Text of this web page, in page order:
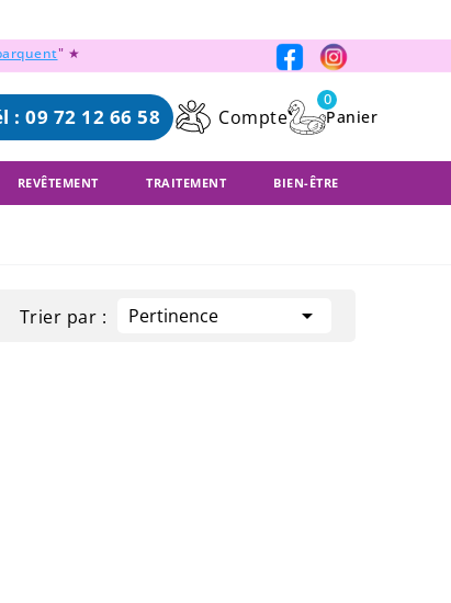
" ★
: 09 72 12 66 58 Compte
0
REVÊTEMENT TRAITEMENT BIEN-ÊTRE
Trier par : Pertinence 